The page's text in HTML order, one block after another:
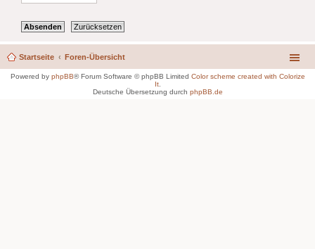
Startseite Foren-Übersicht
Powered by phpBB® Forum Software © phpBB Limited Color scheme created with Colorize
It.
Deutsche Übersetzung durch phpBB.de